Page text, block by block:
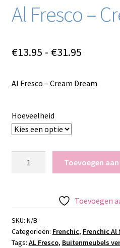
Al Fresco –
€13.95 - €31.95
tot
Al Fresco – Cream Dream
Hoeveelheid
aantal
Toevoegen
Toevoegen
SKU: N/B
Categorieën: Frenchic, Frenchic Al
Tags: AL Fresco, Buitenmeubels